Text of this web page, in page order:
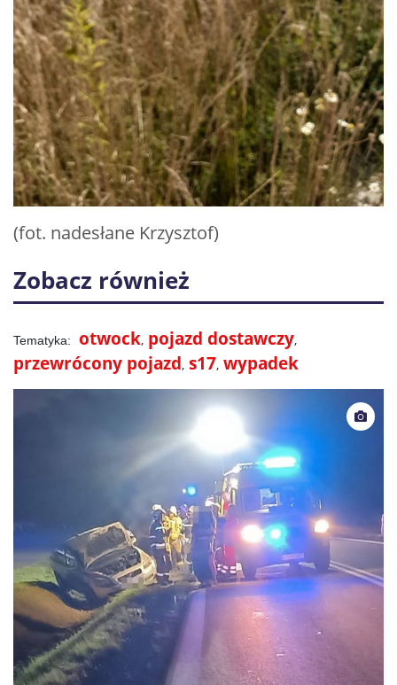
(fot. nadesłane Krzysztof)
Zobacz również
otwock pojazd dostawczy
przewrócony pojazd s17 wypadek